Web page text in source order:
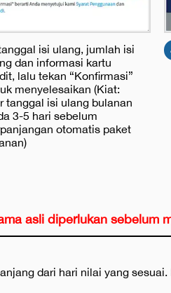
isi ulang, jumlah isi
dan informasi kartu
lalu tekan “Konfirmasi”
menyelesaikan (Kiat:
tanggal isi ulang bulanan
3-5 hari sebelum
otomatis paket
asli diperlukan sebelum
dari hari nilai yang